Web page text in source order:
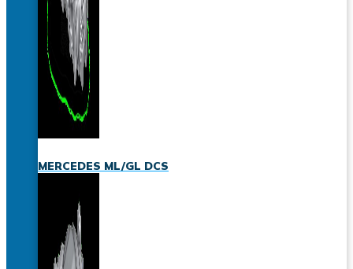
MERCEDES ML/GL DCS